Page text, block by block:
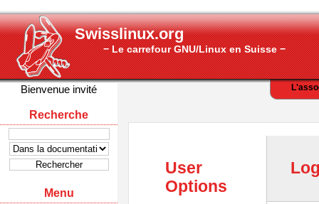
Swisslinux.org
− Le carrefour GNU/Linux en Suisse −
Bienvenue invité
Recherche
Menu
User
Options